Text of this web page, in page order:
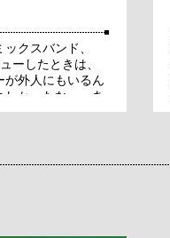
クスバンド、
ーしたときは、
が外人にもいるん
かったなー。あ
３つです！」と